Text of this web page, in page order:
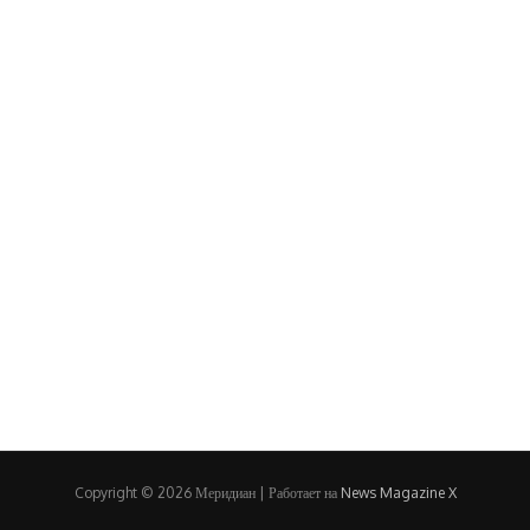
Copyright © 2026 Меридиан | Работает на News Magazine X